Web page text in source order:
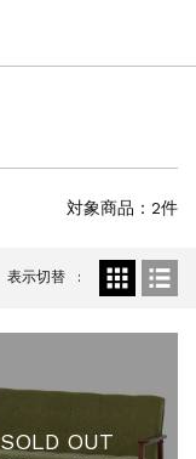
対象商品：2件
表示切替
SOLD OUT